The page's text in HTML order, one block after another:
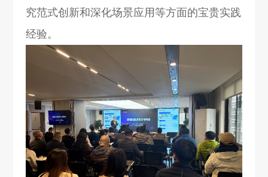
究范式创新和深化场景应用等方面的宝贵实践
经验。